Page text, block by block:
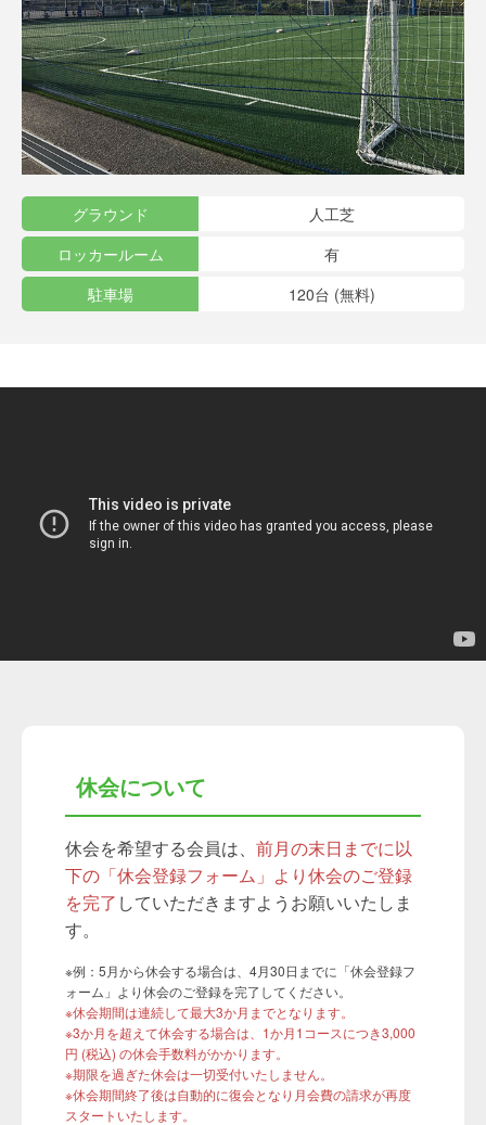
グラウンド
人工芝
ロッカールーム
有
駐車場
120台 (無料)
休会について
休会を希望する会員は、 前月の末日までに以
下の「休会登録フォーム」より休会のご登録
を完了 していただきますようお願いいたしま
す。
※例：5月から休会する場合は、4月30日までに「休会登録フ
ォーム」より休会のご登録を完了してください。
※休会期間は連続して最大3か月までとなります。
※3か月を超えて休会する場合は、1か月1コースにつき3,000
円 (税込) の休会手数料がかかります。
※期限を過ぎた休会は一切受付いたしません。
※休会期間終了後は自動的に復会となり月会費の請求が再度
スタートいたします。